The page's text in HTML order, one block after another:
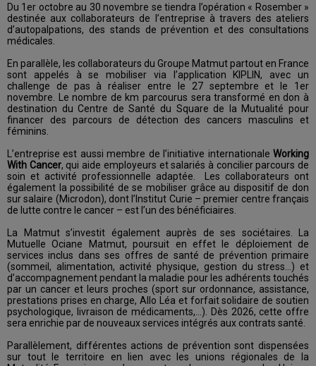
Du 1er octobre au 30 novembre se tiendra l’opération « Rosember »
destinée aux collaborateurs de l’entreprise à travers des ateliers
d’autopalpations, des stands de prévention et des consultations
médicales.
En parallèle, les collaborateurs du Groupe Matmut partout en France
sont appelés à se mobiliser via l’application KIPLIN, avec un
challenge de pas à réaliser entre le 27 septembre et le 1er
novembre. Le nombre de km parcourus sera transformé en don à
destination du Centre de Santé du Square de la Mutualité pour
financer des parcours de détection des cancers masculins et
féminins.
L’entreprise est aussi membre de l’initiative internationale Working
With Cancer, qui aide employeurs et salariés à concilier parcours de
soin et activité professionnelle adaptée. Les collaborateurs ont
également la possibilité de se mobiliser grâce au dispositif de don
sur salaire (Microdon), dont l’Institut Curie – premier centre français
de lutte contre le cancer – est l’un des bénéficiaires.
La Matmut s’investit également auprès de ses sociétaires. La
Mutuelle Ociane Matmut, poursuit en effet le déploiement de
services inclus dans ses offres de santé de prévention primaire
(sommeil, alimentation, activité physique, gestion du stress…) et
d’accompagnement pendant la maladie pour les adhérents touchés
par un cancer et leurs proches (sport sur ordonnance, assistance,
prestations prises en charge, Allo Léa et forfait solidaire de soutien
psychologique, livraison de médicaments,…). Dès 2026, cette offre
sera enrichie par de nouveaux services intégrés aux contrats santé.
Parallèlement, différentes actions de prévention sont dispensées
sur tout le territoire en lien avec les unions régionales de la